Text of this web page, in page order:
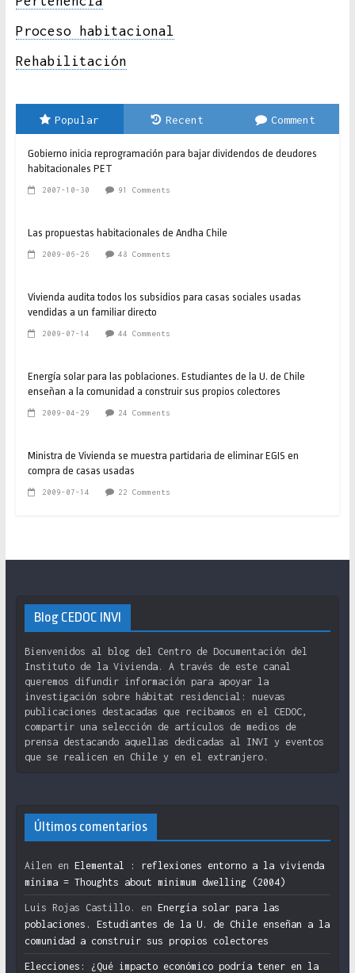
Proceso habitacional
Rehabilitación
Popular Recent Comment
Gobierno inicia reprogramación para bajar dividendos de deudores
habitacionales PET
2007-10-30 91 Comments
Las propuestas habitacionales de Andha Chile
2009-06-26 48 Comments
Vivienda audita todos los subsidios para casas sociales usadas
vendidas a un familiar directo
2009-07-14 44 Comments
Energía solar para las poblaciones. Estudiantes de la U. de Chile
enseñan a la comunidad a construir sus propios colectores
2009-04-29 24 Comments
Ministra de Vivienda se muestra partidaria de eliminar EGIS en
compra de casas usadas
2009-07-14 22 Comments
Blog CEDOC INVI
Bienvenidos al blog del Centro de Documentación del
Instituto de la Vivienda. A través de este canal
queremos difundir información para apoyar la
investigación sobre hábitat residencial: nuevas
publicaciones destacadas que recibamos en el CEDOC,
compartir una selección de artículos de medios de
prensa destacando aquellas dedicadas al INVI y eventos
que se realicen en Chile y en el extranjero.
Últimos comentarios
Ailen en Elemental : reflexiones entorno a la vivienda
mínima = Thoughts about minimum dwelling (2004)
Luis Rojas Castillo. en Energía solar para las
poblaciones. Estudiantes de la U. de Chile enseñan a la
comunidad a construir sus propios colectores
Elecciones: ¿Qué impacto económico podría tener en la